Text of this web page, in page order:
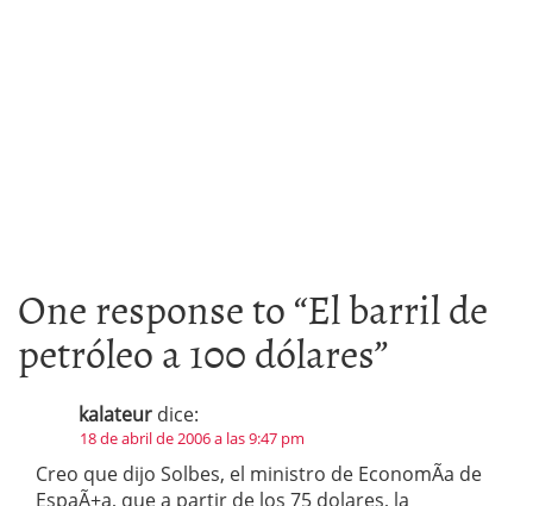
One response to “El barril de
petróleo a 100 dólares”
kalateur dice:
18 de abril de 2006 a las 9:47 pm
Creo que dijo Solbes, el ministro de EconomÃ­a de
EspaÃ±a, que a partir de los 75 dolares, la